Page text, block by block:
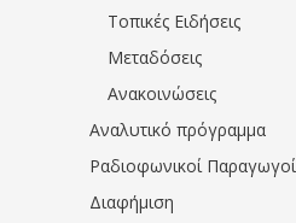
Τοπικές Ειδήσεις
Μεταδόσεις
Ανακοινώσεις
Αναλυτικό πρόγραμμα
Ραδιοφωνικοί Παραγωγοί
Διαφήμιση